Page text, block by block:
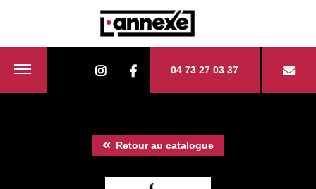
04 73 27 03 37
Retour au catalogue